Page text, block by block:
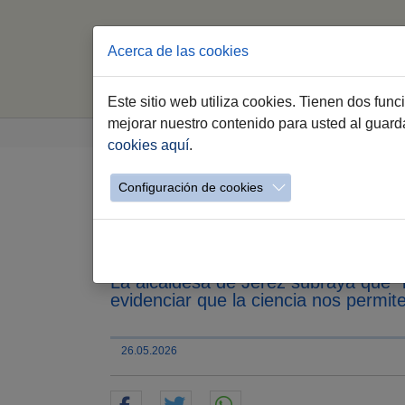
Jerez.es Webs Municipales Educación
La XIV Feria de la
centros educativos
La alcaldesa de Jerez subraya que
evidenciar que la ciencia nos
26.05.2026
Acerca de las cookies
Este sitio web utiliza cookies. Tienen dos
mejorar nuestro contenido para usted al
cookies aquí.
Configuración de cookies